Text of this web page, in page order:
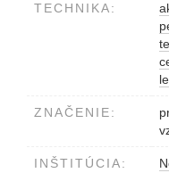
TECHNIKA:
ZNAČENIE:
INŠTITÚCIA: